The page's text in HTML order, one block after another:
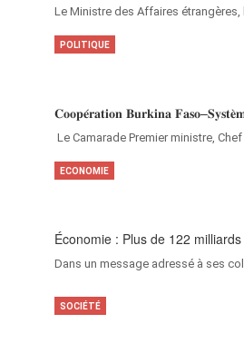
Le Ministre des Affaires étrangères,
𝐂𝐨𝐨𝐩𝐞́𝐫𝐚𝐭𝐢𝐨𝐧 𝐁𝐮𝐫𝐤𝐢𝐧𝐚
‎Le Camarade Premier ministre,
POLITIQUE
Économie : Plus de 122
Dans un message adressé à ses
ECONOMIE
SOCIÉTÉ